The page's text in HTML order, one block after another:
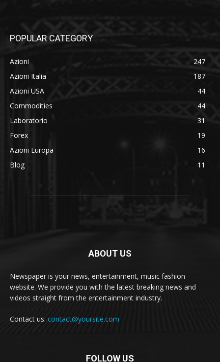
POPULAR CATEGORY
Azioni
247
Azioni Italia
187
Azioni USA
44
Commodities
44
Laboratorio
31
Forex
19
Azioni Europa
16
Blog
11
ABOUT US
Newspaper is your news, entertainment, music fashion
website. We provide you with the latest breaking news and
videos straight from the entertainment industry.
Contact us: contact@yoursite.com
FOLLOW US